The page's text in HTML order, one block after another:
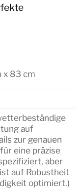
x 83 cm
auf
zur genauen
eine präzise
aber
auf Robustheit
optimiert.)